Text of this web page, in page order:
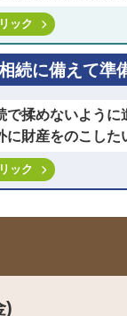
ック
続に備えて準
で揉めないように
に財産をのこした
ック
)